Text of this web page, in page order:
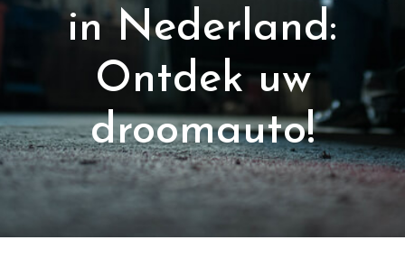
in Nederland:
Ontdek uw
droomauto!